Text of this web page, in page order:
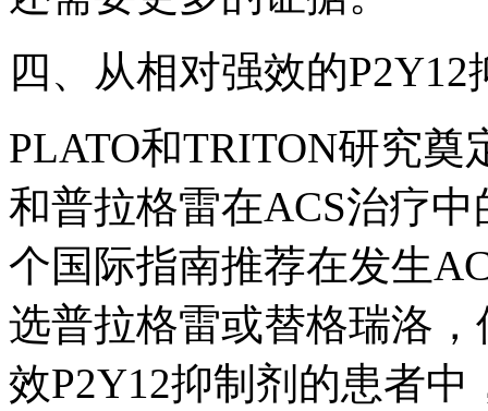
四、从相对强效的
PLATO和TRITON研究
和普拉格雷在ACS治疗
个国际指南推荐在发生
选普拉格雷或替格瑞洛
效P2Y12抑制剂的患者